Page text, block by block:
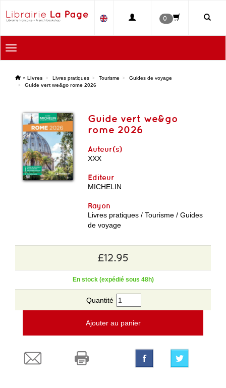
0
Toggle
navigation
' » Livres Livres pratiques Tourisme
Guides de voyage
Guide vert we&go rome 2026
Guide vert we&go
rome 2026
Auteur(s)
XXX
Editeur
MICHELIN
Rayon
Livres pratiques / Tourisme / Guides
de voyage
£12.95
En stock (expédié sous 48h)
Quantité
Ajouter au panier